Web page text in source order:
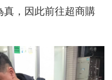
，因此前往超商購